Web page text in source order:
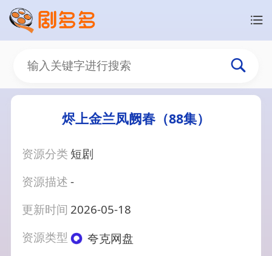
烬上金兰凤阙春（88集）
资源分类 短剧
资源描述-
更新时间 2026-05-18
资源类型
夸克网盘